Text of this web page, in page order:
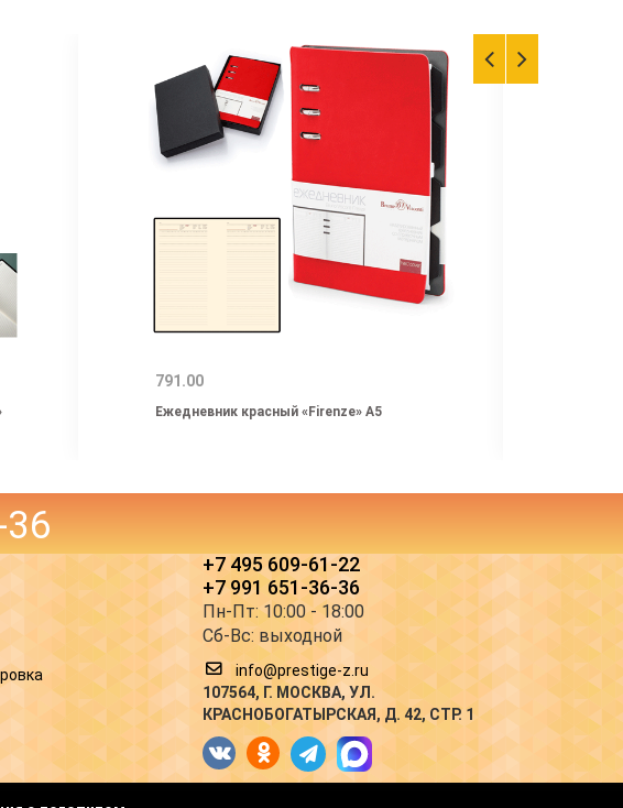
791.00
Ежедневник красный «Firenze» А5
+7 495 609-61-22
+7 991 651-36-36
Пн-Пт: 10:00 - 18:00
Сб-Вс: выходной
info@prestige-z.ru
107564, Г. МОСКВА, УЛ.
КРАСНОБОГАТЫРСКАЯ, Д. 42, СТР. 1